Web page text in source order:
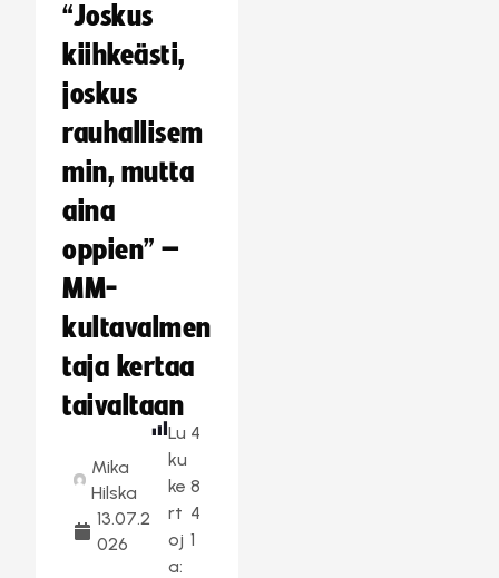
“Joskus
kiihkeästi,
joskus
rauhallisem
min, mutta
aina
oppien” –
MM-
kultavalmen
taja kertaa
taivaltaan
Mika
Hilska
13.07.2
026
Lu
ku
ke
rt
oj
a:
4
8
4
1